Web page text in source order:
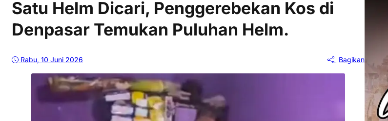
Satu Helm Dicari, Penggerebekan Kos di
Denpasar Temukan Puluhan Helm.
Rabu, 10 Juni 2026 Bagikan